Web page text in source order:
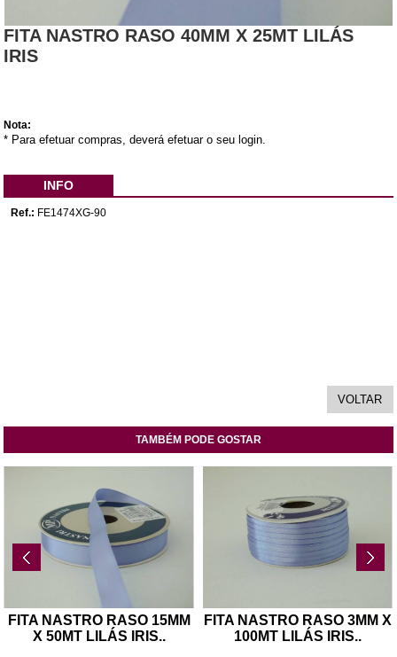
FITA NASTRO RASO 40MM X 25MT LILÁS
IRIS
Nota:
* Para efetuar compras, deverá efetuar o seu login.
INFO
Ref.: FE1474XG-90
TAMBÉM PODE GOSTAR
FITA NASTRO RASO 15MM
X 50MT LILÁS IRIS..
FITA NASTRO RASO 3MM X
100MT LILÁS IRIS..